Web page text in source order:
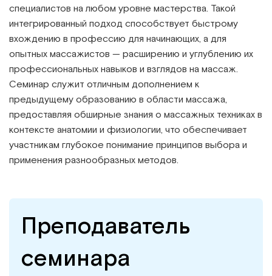
специалистов на любом уровне мастерства. Такой
интегрированный подход способствует быстрому
вхождению в профессию для начинающих, а для
опытных массажистов — расширению и углублению их
профессиональных навыков и взглядов на массаж.
Семинар служит отличным дополнением к
предыдущему образованию в области массажа,
предоставляя обширные знания о массажных техниках в
контексте анатомии и физиологии, что обеспечивает
участникам глубокое понимание принципов выбора и
применения разнообразных методов.
Преподаватель
семинара